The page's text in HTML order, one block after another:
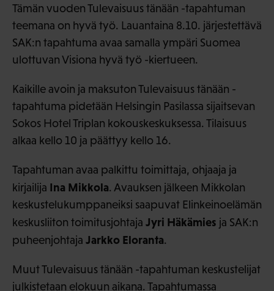
Tämän vuoden Tulevaisuus tänään -tapahtuman
teemana on hyvä työ. Lauantaina 8.10. järjestettävä
SAK:n tapahtuma avaa samalla ympäri Suomea
ulottuvan Visiona hyvä työ -kiertueen.
Kaikille avoin ja maksuton Tulevaisuus tänään -
tapahtuma pidetään Helsingin Pasilassa sijaitsevan
Sokos Hotel Triplan kokouskeskuksessa. Tilaisuus
alkaa kello 10 ja päättyy kello 16.
Tapahtuman avaa palkittu toimittaja, ohjaaja ja
kirjailija Ina Mikkola. Avauksen jälkeen Mikkolan
keskustelukumppaneiksi saapuvat Elinkeinoelämän
keskusliiton toimitusjohtaja Jyri Häkämies ja SAK:n
puheenjohtaja Jarkko Eloranta.
Muut Tulevaisuus tänään -tapahtuman keskustelijat
julkistetaan elokuun aikana. Tapahtumassa